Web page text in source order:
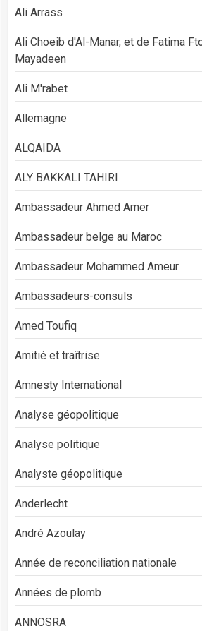
Ali Arrass
Ali Choeib d'Al-Manar, et de Fatima
Mayadeen
Ali M'rabet
Allemagne
ALQAIDA
ALY BAKKALI TAHIRI
Ambassadeur Ahmed Amer
Ambassadeur belge au Maroc
Ambassadeur Mohammed Ameur
Ambassadeurs-consuls
Amed Toufiq
Amitié et traîtrise
Amnesty International
Analyse géopolitique
Analyse politique
Analyste géopolitique
Anderlecht
André Azoulay
Année de reconciliation nationale
Années de plomb
ANNOSRA